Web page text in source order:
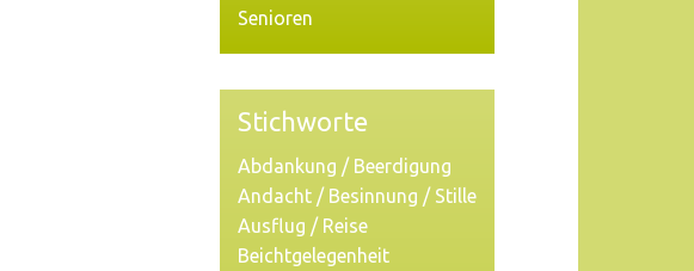
Senioren
Stichworte
Abdankung / Beerdigung
Andacht / Besinnung / Stille
Ausflug / Reise
Beichtgelegenheit